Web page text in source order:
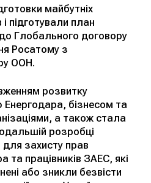
майбутніх
підготували план
Глобального договору
Росатому з
ООН.
розвитку
Енергодара, бізнесом та
а також стала
розробці
для захисту прав
та працівників ЗАЕС, які
або зникли безвісти